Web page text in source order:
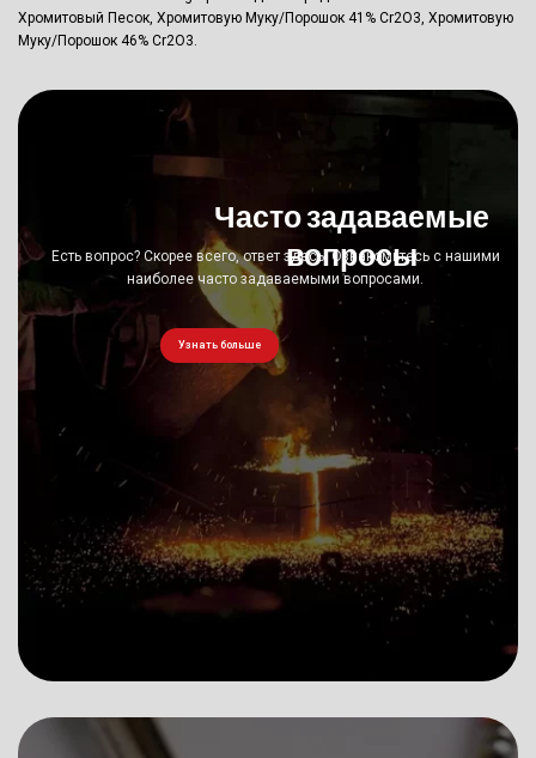
Хромитовый Песок, Хромитовую Муку/порошок 41% Cr2O3, Хромитовую
Муку/порошок 46% Cr2O3.
Узнать больше
Есть вопрос? Скорее всего, ответ здесь. Ознакомьтесь с нашими
наиболее часто задаваемыми вопросами.
Часто задаваемые
вопросы